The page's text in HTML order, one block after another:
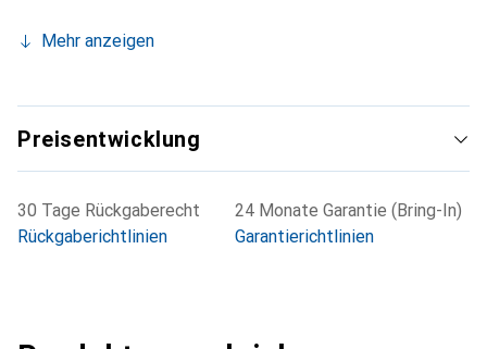
Mehr anzeigen
Preisentwicklung
30 Tage Rückgaberecht
Rückgaberichtlinien
24 Monate Garantie (Bring-In)
Garantierichtlinien